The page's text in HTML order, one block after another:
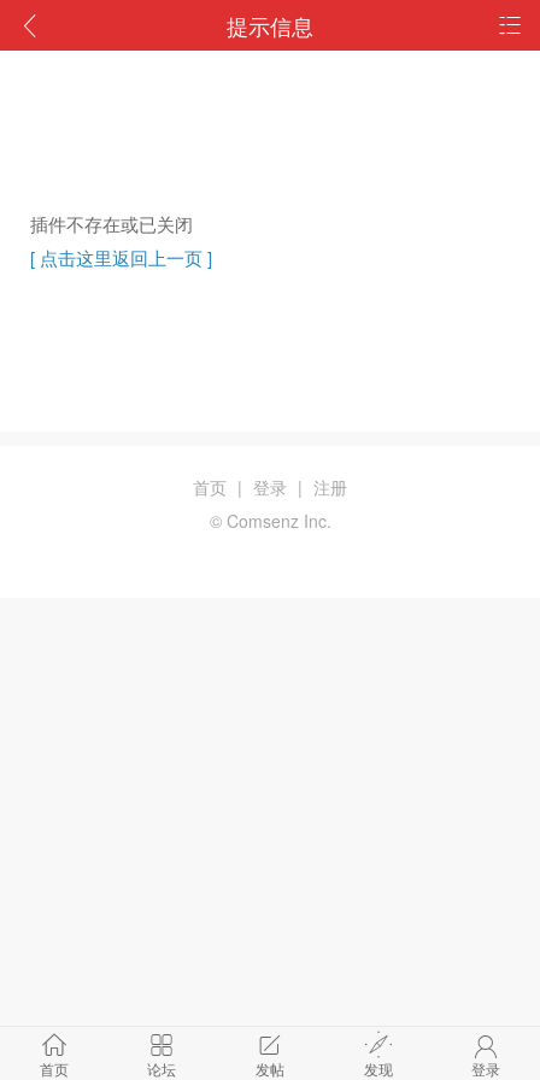
提示信息
插件不存在或已关闭
[ 点击这里返回上一页 ]
首页 论坛 发帖 发现 登录
首页 | 登录 | 注册
© Comsenz Inc.